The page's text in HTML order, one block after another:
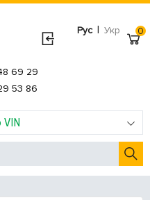
Рус | Укр
69 29
53 86
0